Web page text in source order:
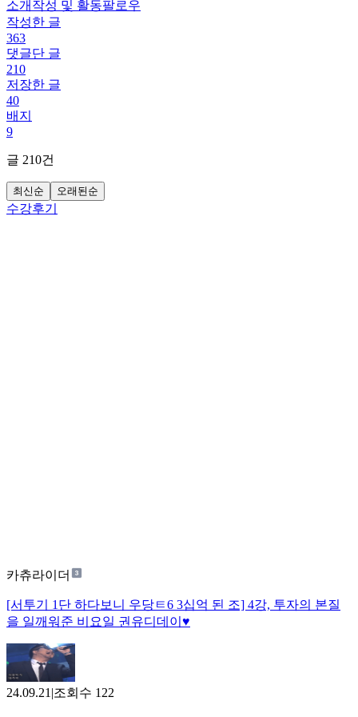
소개 작성 및 활동팔로우
작성한 글
363
댓글단 글
210
저장한 글
40
배지
9
글 210건
최신순 오래된순
수강후기
카츄라이더
[서투기 1단 하다보니 우당ㅌ6 3십억 된 조] 4강, 투자의 본질
을 일깨워준 비요일 권유디데이♥
24.09.21 |조회수 122